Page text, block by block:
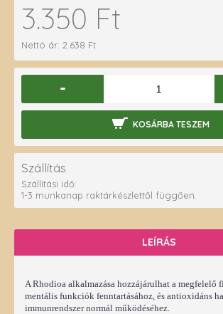
3.350 Ft
Nettó ár: 2.638 Ft
-
KOSÁRBA TESZEM
Szállítás
Szállítási idő:
1-3 munkanap raktárkészlettől függően.
LEÍRÁS
A Rhodioa alkalmazása hozzájárulhat a megfelelő
mentális funkciók fenntartásához, és antioxidáns
immunrendszer normál működéséhez.